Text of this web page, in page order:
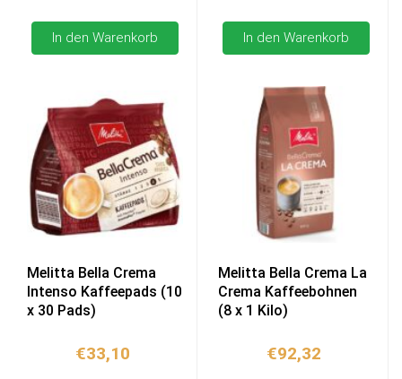
In den Warenkorb In den Warenkorb
Melitta Bella Crema
Intenso Kaffeepads (10
x 30 Pads)
€33,10
Melitta Bella Crema La
Crema Kaffeebohnen
(8 x 1 Kilo)
€92,32